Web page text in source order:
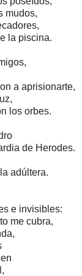
mudos,
la piscina.
a aprisionarte,
los orbes.
de Herodes.
adúltera.
e invisibles:
me cubra,